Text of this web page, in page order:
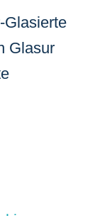
Glasierte
Glasur